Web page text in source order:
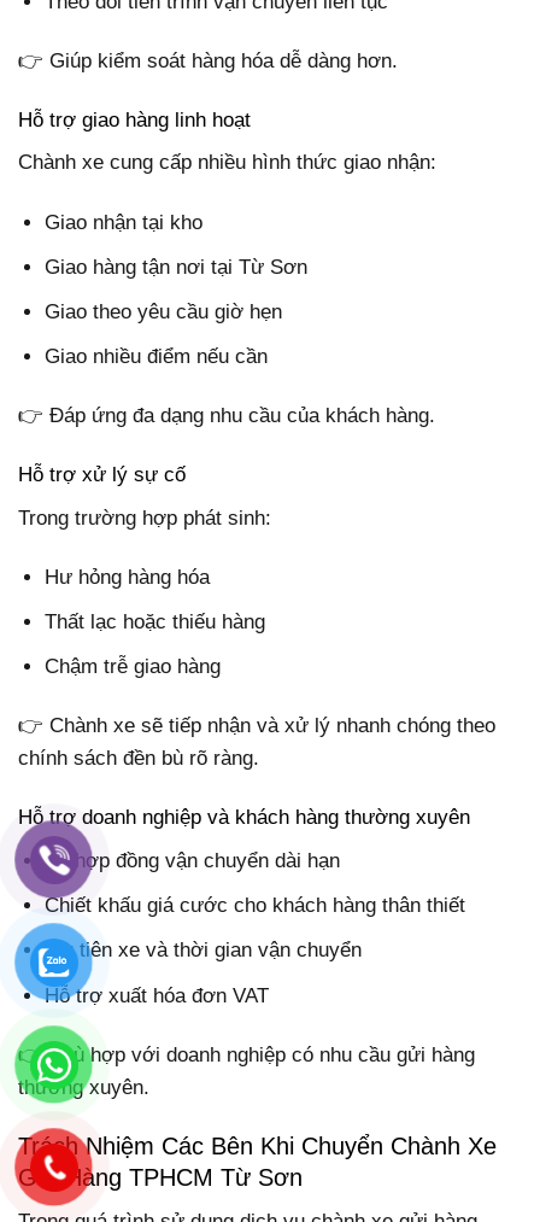
👉 Giúp kiểm soát hàng hóa dễ dàng hơn.
Hỗ trợ giao hàng linh hoạt
Chành xe cung cấp nhiều hình thức giao nhận:
Giao nhận tại kho
Giao hàng tận nơi tại Từ Sơn
Giao theo yêu cầu giờ hẹn
Giao nhiều điểm nếu cần
👉 Đáp ứng đa dạng nhu cầu của khách hàng.
Hỗ trợ xử lý sự cố
Trong trường hợp phát sinh:
Hư hỏng hàng hóa
Thất lạc hoặc thiếu hàng
Chậm trễ giao hàng
👉 Chành xe sẽ tiếp nhận và xử lý nhanh chóng theo
chính sách đền bù rõ ràng.
Hỗ trợ doanh nghiệp và khách hàng thường xuyên
Ký hợp đồng vận chuyển dài hạn
Chiết khấu giá cước cho khách hàng thân thiết
Ưu tiên xe và thời gian vận chuyển
Hỗ trợ xuất hóa đơn VAT
👉 Phù hợp với doanh nghiệp có nhu cầu gửi hàng
thường xuyên.
Trách Nhiệm Các Bên Khi Chuyển Chành Xe
Gửi Hàng TPHCM Từ Sơn